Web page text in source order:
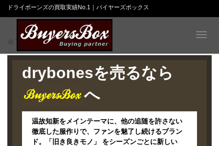
ドライボーンズの買取実績No.1｜バイヤーズボックス
T
g
ドライボーンズ
drybonesを売るなら
へ
温故知新をメインテーマに、他の追随を許さない
徹底した服作りで、ファンを魅了し続けるブラン
ド。「旧き良きモノ」 をシーズンごとに新しい